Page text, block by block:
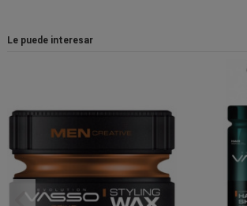
Le puede interesar